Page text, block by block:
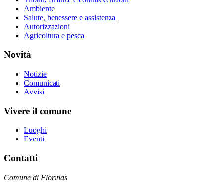
Ambiente
Salute, benessere e assistenza
Autorizzazioni
Agricoltura e pesca
Novità
Notizie
Comunicati
Avvisi
Vivere il comune
Luoghi
Eventi
Contatti
Comune di Florinas